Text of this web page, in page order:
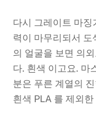
다시 그레이트 마
력이 마무리되서
의 얼굴을 보면 의
다. 흰색 이고요. 마
분은 푸른 계열의
흰색 PLA 를 제외